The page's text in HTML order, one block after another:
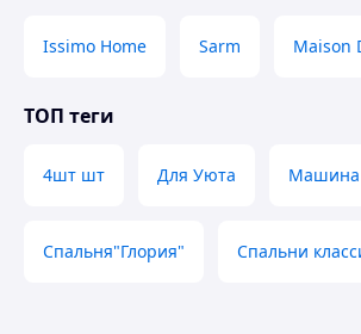
Issimo Home Sarm Maison
ТОП теги
4шт шт Для Уюта Машина
Спальня"Глория" Спальни